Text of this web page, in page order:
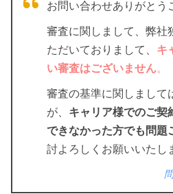
お問い合わせありがとう
審査に関しまして、弊社
ただいておりまして、 キ
い審査はございません。
審査の基準に関しまして
が、 キャリア様でのご契
できなかった方でも問題
討よろしくお願いいたし